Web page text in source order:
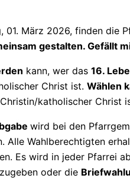
01. März 2026, finden die
gestalten. Gefällt
kann, wer das 16.
Christ ist. Wählen
katholischer Christ
wird bei den
Alle Wahlberechtigten
Es wird in jeder Pfarrei
oder die